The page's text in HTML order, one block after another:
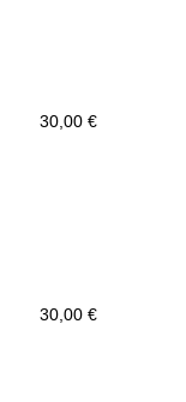
30,00 €
30,00 €